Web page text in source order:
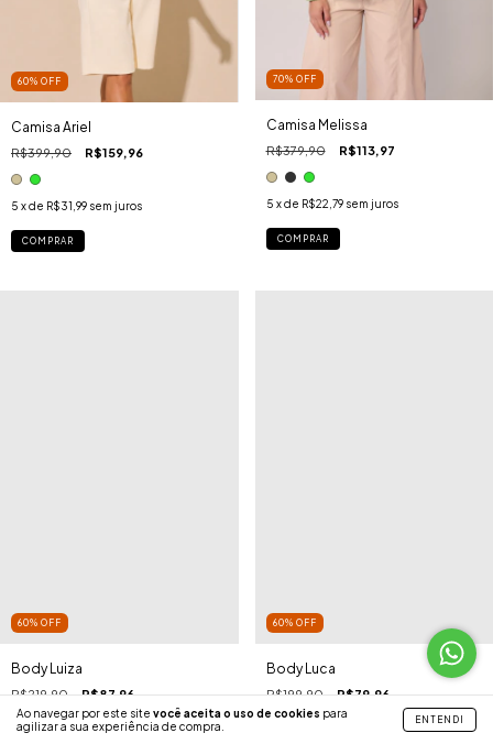
Ao navegar por este site você aceita o uso de cookies para
agilizar a sua experiência de compra.
ENTENDI
60% OFF
Camisa Ariel
R$399,90 R$159,96
5 x de R$31,99 sem juros
COMPRAR
70% OFF
Camisa Melissa
R$379,90 R$113,97
5 x de R$22,79 sem juros
COMPRAR
60% OFF
Body Luiza
R$219,90 R$87,96
60% OFF
Body Luca
R$199,90 R$79,96
+1